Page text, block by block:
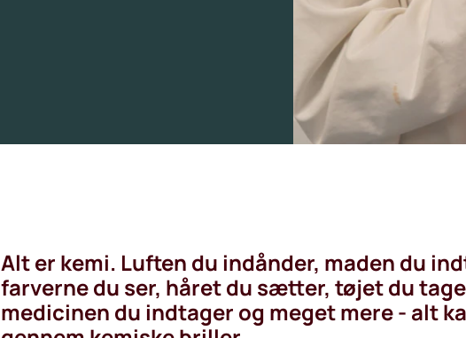
Alt er kemi. Luften du indånder, maden du
farverne du ser, håret du sætter, tøjet du
medicinen du indtager og meget mere - alt